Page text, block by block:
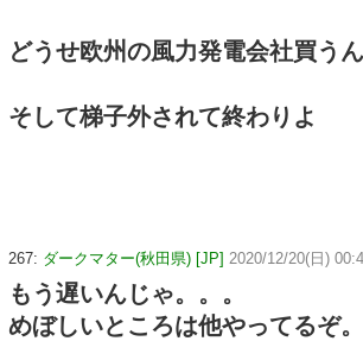
どうせ欧州の風力発電会社買うん
そして梯子外されて終わりよ
267: ダークマター(秋田県) [JP] 2020/12/20(日)
もう遅いんじゃ。。。
めぼしいところは他やってるぞ。